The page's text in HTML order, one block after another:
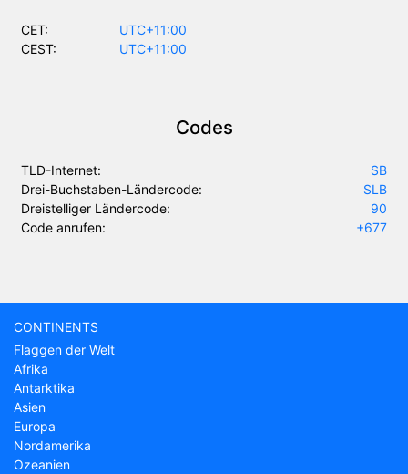
CET:
UTC+11:00
CEST:
UTC+11:00
Codes
TLD-Internet:
SB
Drei-Buchstaben-Ländercode:
SLB
Dreistelliger Ländercode:
90
Code anrufen:
+677
CONTINENTS
Flaggen der Welt
Afrika
Antarktika
Asien
Europa
Nordamerika
Ozeanien